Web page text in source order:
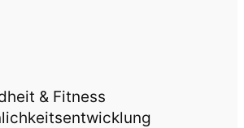
& Fitness